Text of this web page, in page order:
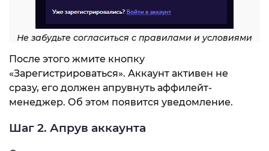
Не забудьте согласиться с правилами и условиями
После этого жмите кнопку
«Зарегистрироваться». Аккаунт активен не
сразу, его должен апрувнуть аффилейт-
менеджер. Об этом появится уведомление.
Шаг 2. Апрув аккаунта